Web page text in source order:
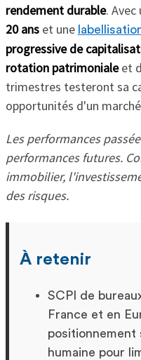
rendement durable. Avec
20 anset une
progressive de
rotation patrimonialeet
trimestres testeront sa
opportunités d'un
Les performances
performances futures.
immobilier,
des risques.
À retenir
SCPI de
France et en
positionnement
humaine pour